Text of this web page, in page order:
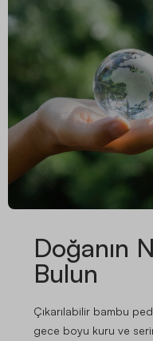
Doğanın
Bulun
Çıkarılabilir bambu
gece boyu kuru ve